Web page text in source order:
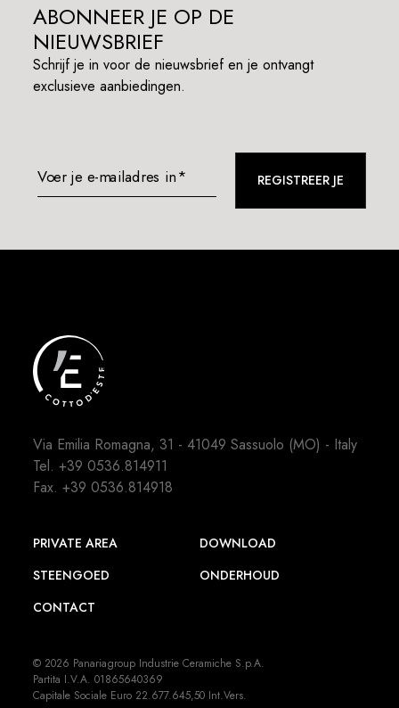
ABONNEER JE OP DE
NIEUWSBRIEF
Schrijf je in voor de nieuwsbrief en je ontvangt
exclusieve aanbiedingen.
Voer je e-mailadres in* REGISTREER JE
Via Emilia Romagna, 31 - 41049 Sassuolo (MO) - Italy
Tel.+39 0536.814911
Fax. +39 0536.814918
PRIVATE AREA
DOWNLOAD
STEENGOED
ONDERHOUD
CONTACT
© 2026 Panariagroup Industrie Ceramiche S.p.A.
Partita I.V.A. 01865640369
Capitale Sociale Euro 22.677.645,50 Int.Vers.